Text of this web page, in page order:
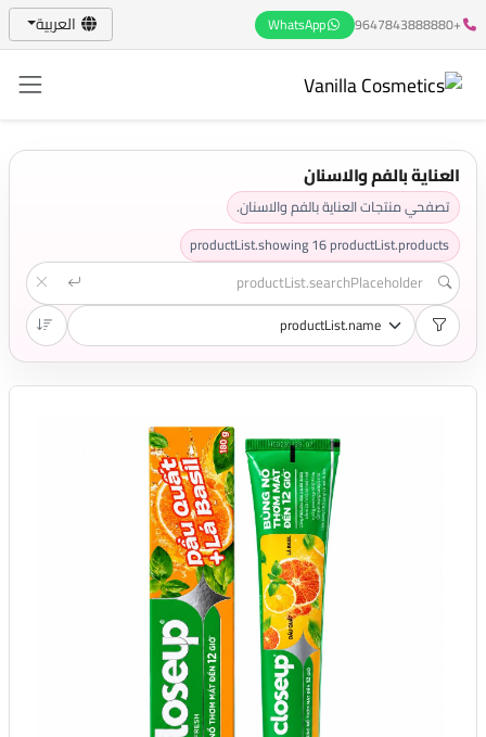
+9647843888880
WhatsApp العربية
العناية بالفم والاسنان
تصفحي منتجات العناية بالفم والاسنان.
productList.showing16productList.products